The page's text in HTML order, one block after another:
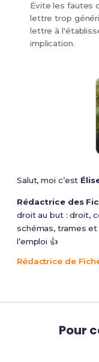
Évite les fautes
lettre trop
lettre à
implication.
Salut, moi c’est
Rédactrice des
droit au but : droit,
schémas, trames et
l’emploi 👍
Rédactrice de
Pour